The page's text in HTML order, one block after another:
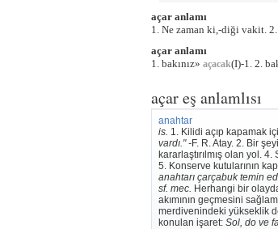
açar anlamı
1. Ne zaman ki,-diği vakit.
açar anlamı
1. bakınız» açacak(I)-1. 2.
açar eş anlamlısı
anahtar
is. 1. Kilidi açıp kapamak
vardı." -F. R. Atay. 2. Bir
kararlaştırılmış olan yol.
5. Konserve kutularının
anahtarı çarçabuk temin
sf. mec. Herhangi bir
akımının geçmesini
merdivenindeki yükseklik
konulan işaret: Sol, do ve